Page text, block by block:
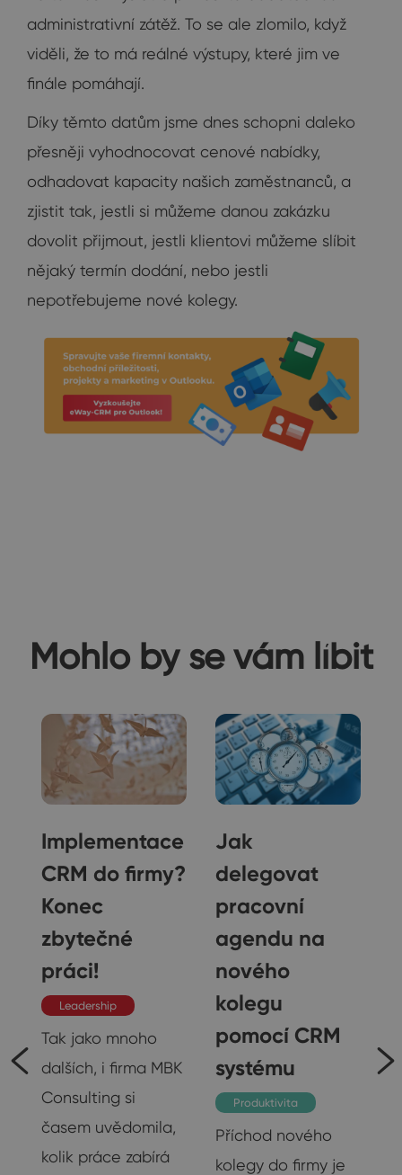
administrativní zátěž. To se ale zlomilo, když
viděli, že to má reálné výstupy, které jim ve
finále pomáhají.
Díky těmto datům jsme dnes schopni daleko
přesněji vyhodnocovat cenové nabídky,
odhadovat kapacity našich zaměstnanců, a
zjistit tak, jestli si můžeme danou zakázku
dovolit přijmout, jestli klientovi můžeme slíbit
nějaký termín dodání, nebo jestli
nepotřebujeme nové kolegy.
Mohlo by se vám líbit
Implementace
CRM do firmy?
Konec
zbytečné
práci!
Leadership
Tak jako mnoho
dalších, i firma MBK
Consulting si
časem uvědomila,
kolik práce zabírá
Jak
delegovat
pracovní
agendu na
nového
kolegu
pomocí CRM
systému
Produktivita
Příchod nového
kolegy do firmy je